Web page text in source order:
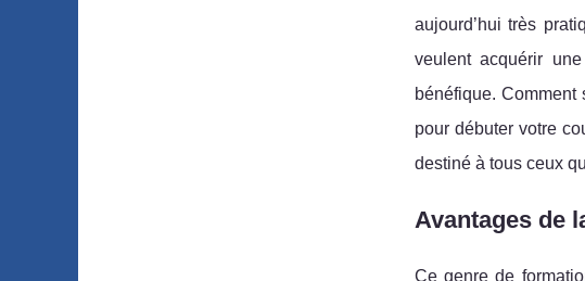
aujourd’hui très
veulent acquérir
bénéfique.
pour débuter votre
destiné à tous ceux
Avantages de
Ce genre de